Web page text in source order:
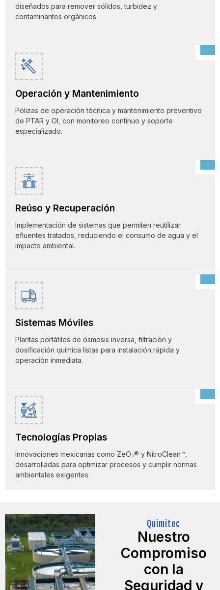
diseñados para remover sólidos, turbidez y
contaminantes orgánicos.
Operación y Mantenimiento
Pólizas de operación técnica y mantenimiento preventivo
de PTAR y OI, con monitoreo continuo y soporte
especializado.
Reúso y Recuperación
Implementación de sistemas que permiten reutilizar
efluentes tratados, reduciendo el consumo de agua y el
impacto ambiental.
Sistemas Móviles
Plantas portátiles de ósmosis inversa, filtración y
dosificación química listas para instalación rápida y
operación inmediata.
Tecnologías Propias
Innovaciones mexicanas como ZeO₃® y NitroClean™,
desarrolladas para optimizar procesos y cumplir normas
ambientales exigentes.
Quimitec
Nuestro
Compromiso
con la
Seguridad y